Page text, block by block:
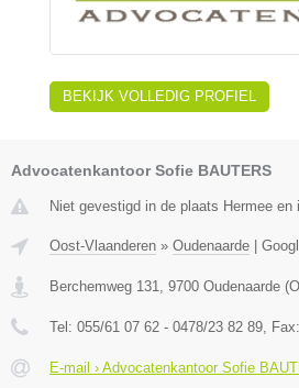
BEKIJK VOLLEDIG PROFIEL
Advocatenkantoor Sofie BAUTERS
Niet gevestigd in de plaats Hermee en
Oost-Vlaanderen » Oudenaarde
Berchemweg 131 9700 Oudenaarde (
Tel: 055/61 07 62 - 0478/23 82 89 , Fax:
E-mail › Advocatenkantoor Sofie